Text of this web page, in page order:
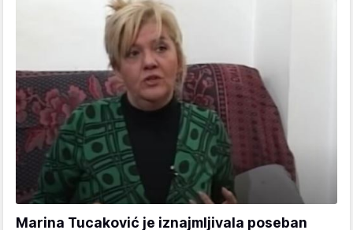
Marina Tucaković je iznajmljivala poseban